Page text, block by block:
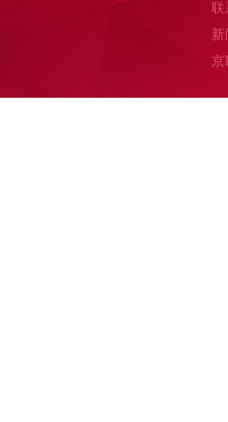
联
新
京